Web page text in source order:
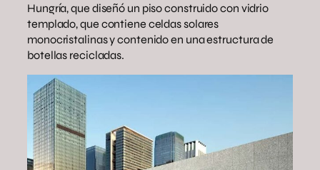
Hungría, que diseñó un piso construido con vidrio
templado, que contiene celdas solares
monocristalinas y contenido en una estructura de
botellas recicladas.